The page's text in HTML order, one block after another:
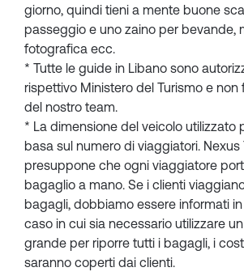
giorno, quindi tieni a mente buone
passeggio e uno zaino per bevande,
fotografica ecc.
* Tutte le guide in Libano sono
rispettivo Ministero del Turismo e non
del nostro team.
* La dimensione del veicolo utilizzato
basa sul numero di viaggiatori. Nexus
presuppone che ogni viaggiatore porti
bagaglio a mano. Se i clienti
bagagli, dobbiamo essere informati
caso in cui sia necessario utilizzare
grande per riporre tutti i bagagli, i
saranno coperti dai clienti.